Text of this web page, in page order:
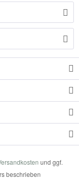
und ggf.
beschrieben